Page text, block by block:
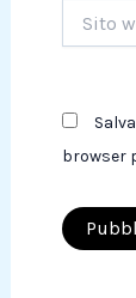
web
browser